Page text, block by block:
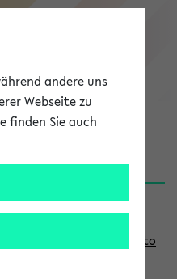
the combination search to
andere uns
Webseite zu
finden Sie auch